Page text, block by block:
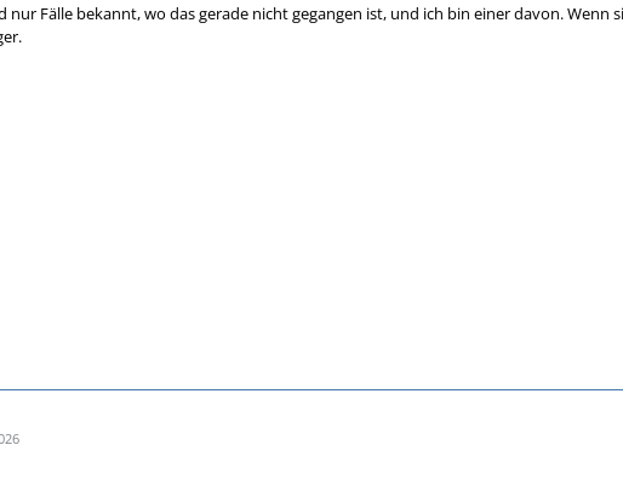
nur Fälle bekannt, wo das gerade nicht gegangen ist, und ich bin einer davon. Wenn